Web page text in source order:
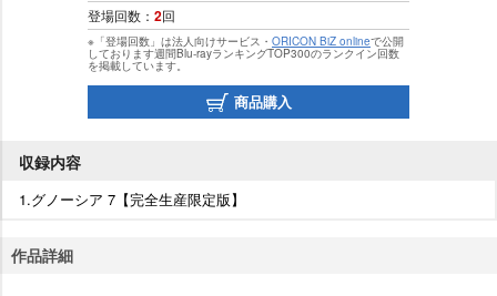
登場回数： 2回
※「登場回数」は法人向けサービス・ ORICON BiZ onlineで公開
しております週間Blu-rayランキングTOP300のランクイン回数
を掲載しています。
商品購入
収録内容
1.グノーシア 7【完全生産限定版】
作品詳細